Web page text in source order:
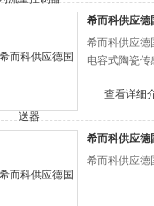
希而科供应德
希而科供应德
电容式陶瓷
查看详细
希而科供应德
希而科供应德